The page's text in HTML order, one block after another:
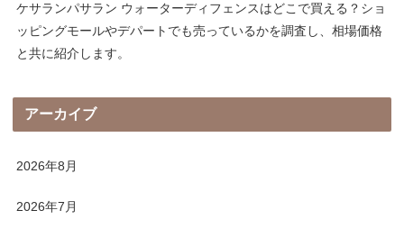
ケサランパサラン ウォーターディフェンスはどこで買える？ショ
ッピングモールやデパートでも売っているかを調査し、相場価格
と共に紹介します。
アーカイブ
2026年8月
2026年7月